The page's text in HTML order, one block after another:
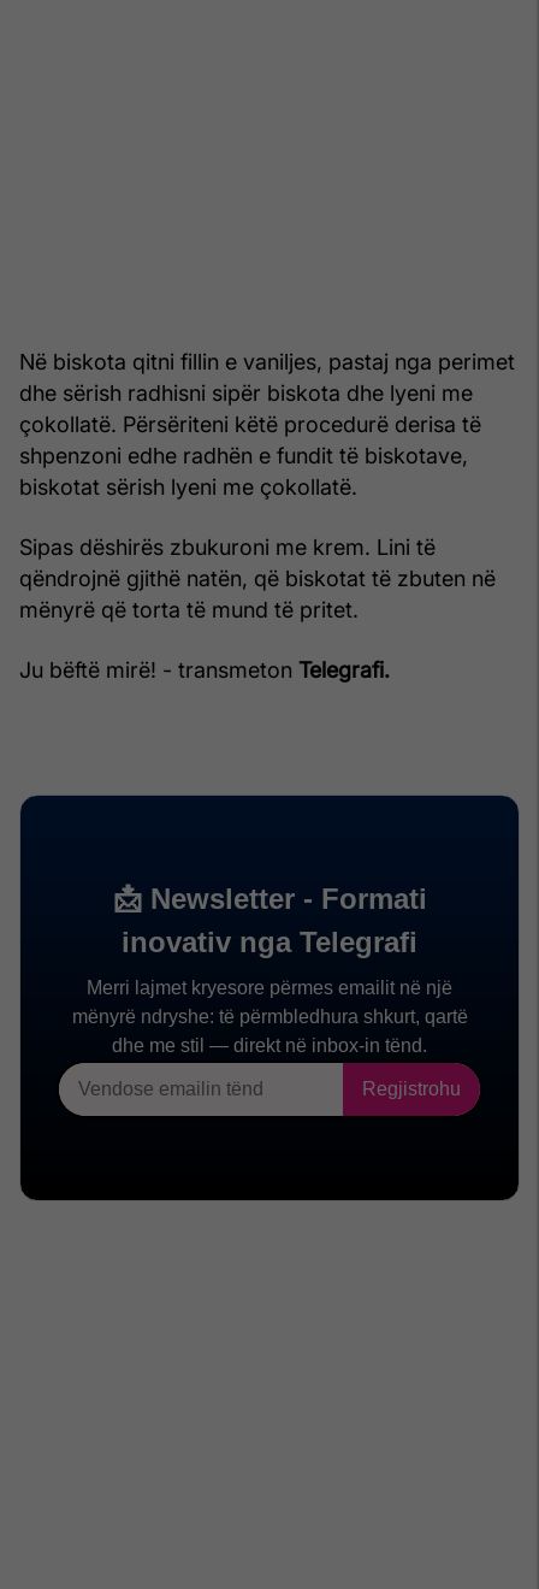
Në biskota qitni fillin e vaniljes, pastaj nga perimet
dhe sërish radhisni sipër biskota dhe lyeni me
çokollatë. Përsëriteni këtë procedurë derisa të
shpenzoni edhe radhën e fundit të biskotave,
biskotat sërish lyeni me çokollatë.
Sipas dëshirës zbukuroni me krem. Lini të
qëndrojnë gjithë natën, që biskotat të zbuten në
mënyrë që torta të mund të pritet.
Ju bëftë mirë! - transmeton Telegrafi.